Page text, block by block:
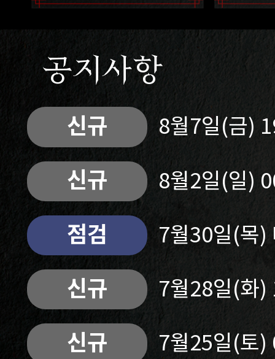
공지사항
신규 8월7일(금)
신규 8월2일(일)
점검 7월30일(목)
신규 7월28일(화
신규 7월25일(토